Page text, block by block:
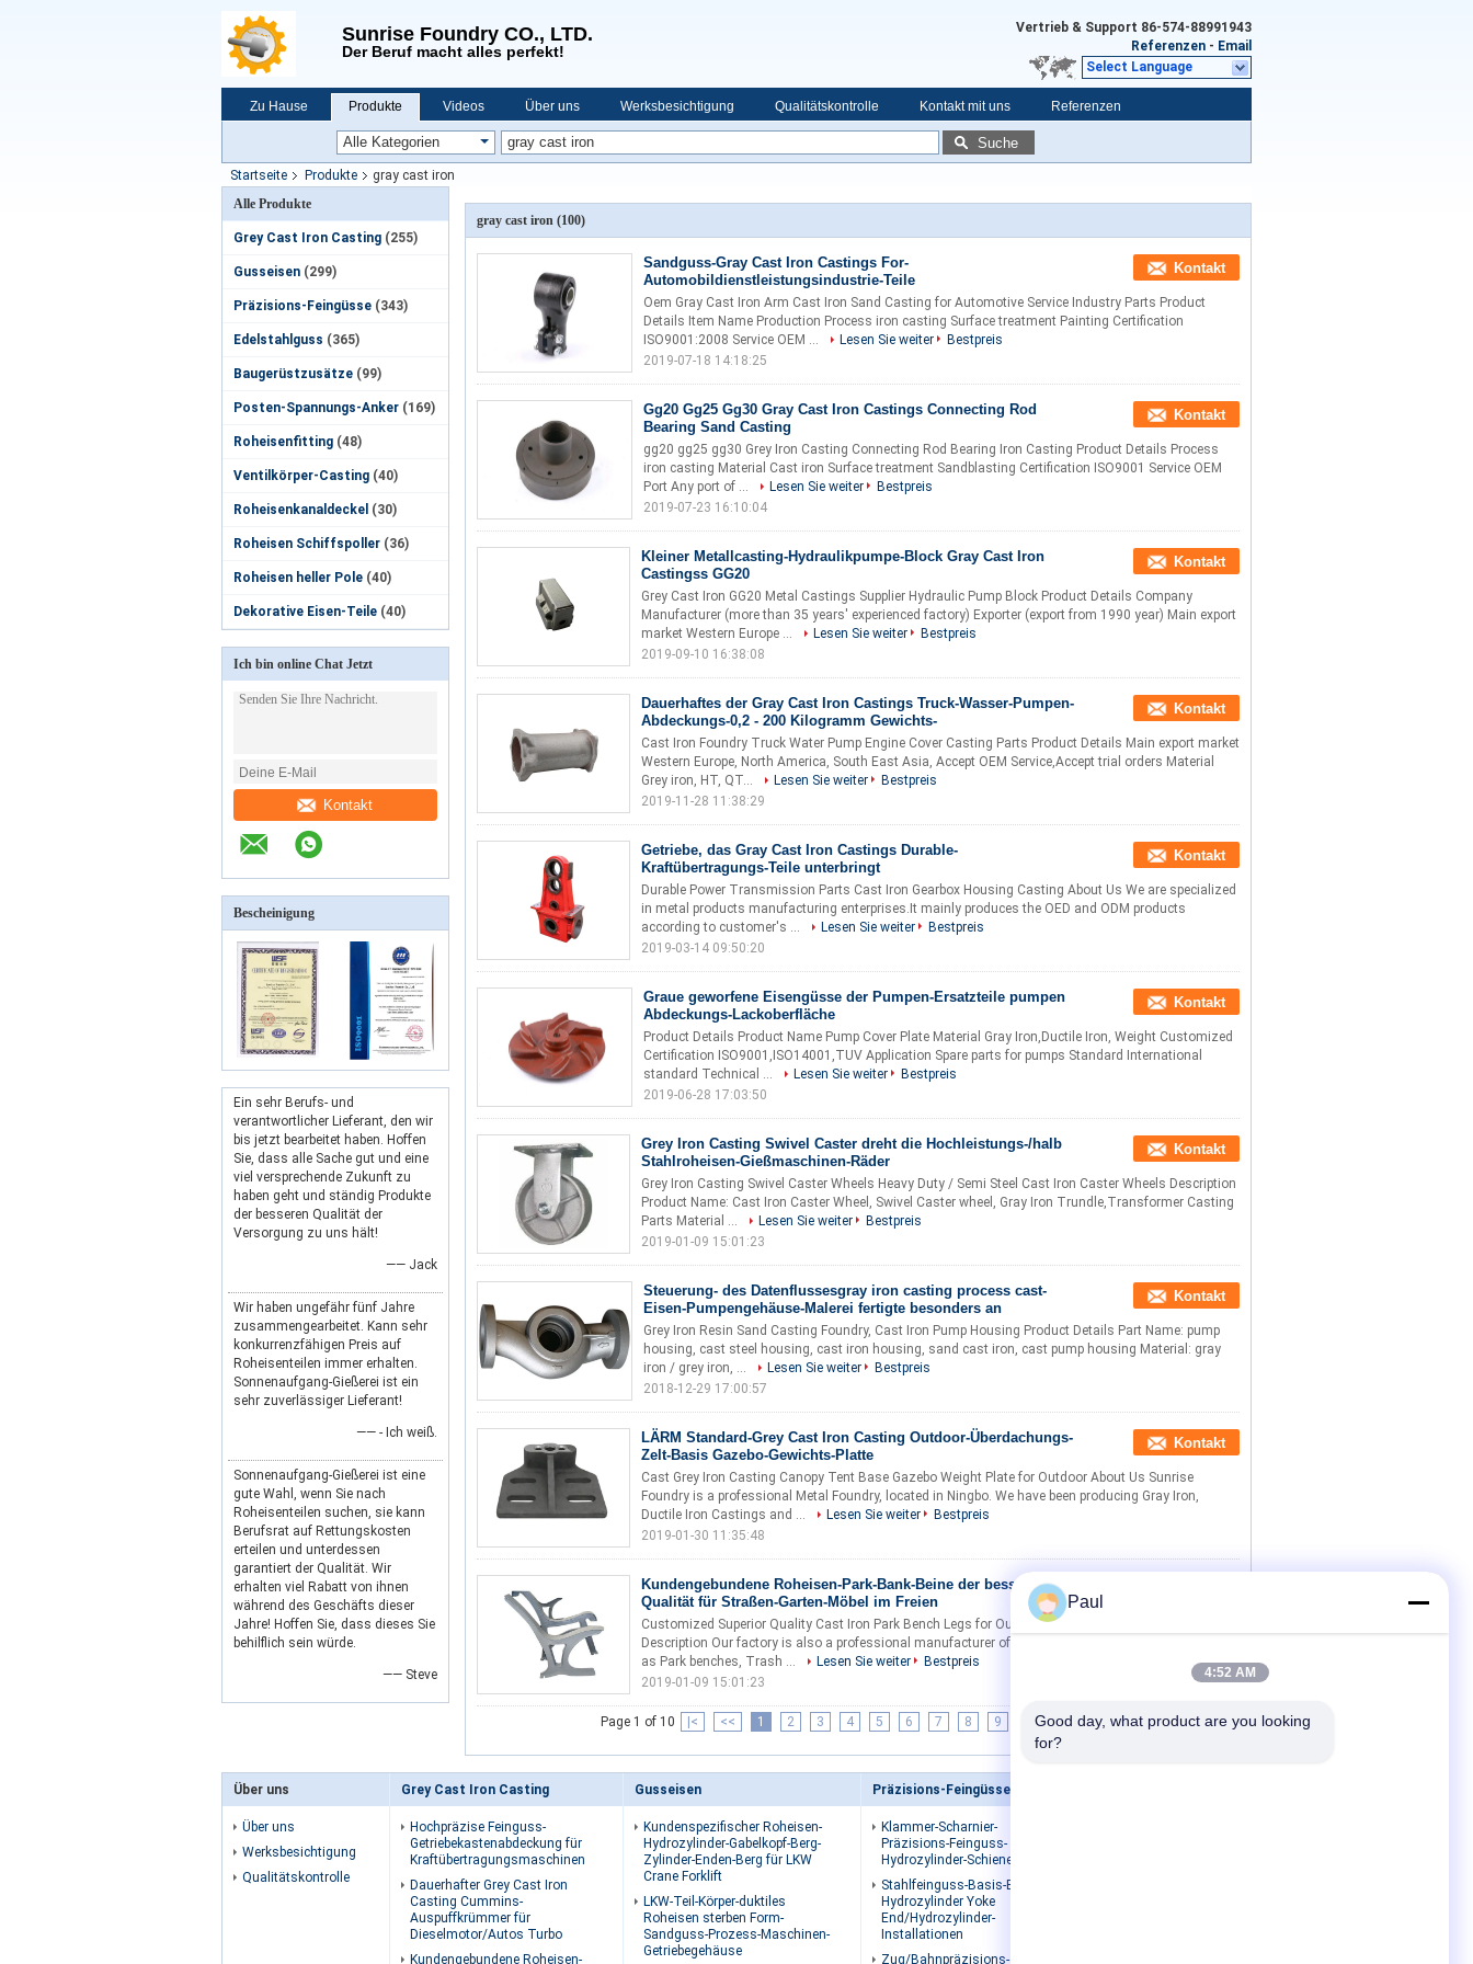
Sunrise Foundry CO., LTD.
Der Beruf macht alles perfekt!
Vertrieb & Support 86-574-88991943
Referenzen - Email
Select Language
Zu Hause Produkte Videos Über uns Werksbesichtigung Qualitätskontrolle Kontakt mit uns Referenzen
Suche
Startseite Produkte
gray cast iron
Alle Produkte
Grey Cast Iron Casting (255)
Gusseisen (299)
Präzisions-Feingüsse (343)
Edelstahlguss (365)
Baugerüstzusätze (99)
Posten-Spannungs-Anker (169)
Roheisenfitting (48)
Ventilkörper-Casting (40)
Roheisenkanaldeckel (30)
Roheisen Schiffspoller (36)
Roheisen heller Pole (40)
Dekorative Eisen-Teile (40)
Ich bin online Chat Jetzt
Kontakt
Bescheinigung
Ein sehr Berufs- und
verantwortlicher Lieferant, den wir
bis jetzt bearbeitet haben. Hoffen
Sie, dass alle Sache gut und eine
viel versprechende Zukunft zu
haben geht und ständig Produkte
der besseren Qualität der
Versorgung zu uns hält!
—— Jack
Wir haben ungefähr fünf Jahre
zusammengearbeitet. Kann sehr
konkurrenzfähigen Preis auf
Roheisenteilen immer erhalten.
Sonnenaufgang-Gießerei ist ein
sehr zuverlässiger Lieferant!
—— - Ich weiß.
Sonnenaufgang-Gießerei ist eine
gute Wahl, wenn Sie nach
Roheisenteilen suchen, sie kann
Berufsrat auf Rettungskosten
erteilen und unterdessen
garantiert der Qualität. Wir
erhalten viel Rabatt von ihnen
während des Geschäfts dieser
Jahre! Hoffen Sie, dass dieses Sie
behilflich sein würde.
—— Steve
gray cast iron (100)
Sandguss-Gray Cast Iron Castings For-
Automobildienstleistungsindustrie-Teile
Kontakt
Oem Gray Cast Iron Arm Cast Iron Sand Casting for Automotive Service Industry Parts​ Product
Details Item Name Production Process iron casting Surface treatment Painting Certification
ISO9001:2008 Service OEM ...
Lesen Sie weiter
Bestpreis
2019-07-18 14:18:25
Gg20 Gg25 Gg30 Gray Cast Iron Castings Connecting Rod
Bearing Sand Casting
Kontakt
gg20 gg25 gg30 Grey Iron Casting Connecting Rod Bearing Iron Casting Product Details Process
iron casting Material Cast iron Surface treatment Sandblasting Certification ISO9001 Service OEM
Port Any port of ...
Lesen Sie weiter
Bestpreis
2019-07-23 16:10:04
Kleiner Metallcasting-Hydraulikpumpe-Block Gray Cast Iron
Castingss GG20
Kontakt
Grey Cast Iron GG20 Metal Castings Supplier Hydraulic Pump Block Product Details Company
Manufacturer (more than 35 years' experienced factory) Exporter (export from 1990 year) Main export
market Western Europe ...
Lesen Sie weiter
Bestpreis
2019-09-10 16:38:08
Dauerhaftes der Gray Cast Iron Castings Truck-Wasser-Pumpen-
Abdeckungs-0,2 - 200 Kilogramm Gewichts-
Kontakt
Cast Iron Foundry Truck Water Pump Engine Cover Casting Parts Product Details Main export market
Western Europe, North America, South East Asia, Accept OEM Service,Accept trial orders Material
Grey iron, HT, QT...
Lesen Sie weiter
Bestpreis
2019-11-28 11:38:29
Getriebe, das Gray Cast Iron Castings Durable-
Kraftübertragungs-Teile unterbringt
Kontakt
Durable Power Transmission Parts Cast Iron Gearbox Housing Casting About Us We are specialized
in metal products manufacturing enterprises.It mainly produces the OED and ODM products
according to customer's ...
Lesen Sie weiter
Bestpreis
2019-03-14 09:50:20
Graue geworfene Eisengüsse der Pumpen-Ersatzteile pumpen
Abdeckungs-Lackoberfläche
Kontakt
Product Details Product Name Pump Cover Plate Material Gray Iron,Ductile Iron, Weight Customized
Certification ISO9001,ISO14001,TUV Application Spare parts for pumps Standard International
standard Technical ...
Lesen Sie weiter
Bestpreis
2019-06-28 17:03:50
Grey Iron Casting Swivel Caster dreht die Hochleistungs-/halb
Stahlroheisen-Gießmaschinen-Räder
Kontakt
Grey Iron Casting Swivel Caster Wheels Heavy Duty / Semi Steel Cast Iron Caster Wheels Description
Product Name: Cast Iron Caster Wheel, Swivel Caster wheel, Gray Iron Trundle,Transformer Casting
Parts Material ...
Lesen Sie weiter
Bestpreis
2019-01-09 15:01:23
Steuerung- des Datenflussesgray iron casting process cast-
Eisen-Pumpengehäuse-Malerei fertigte besonders an
Kontakt
Grey Iron Resin Sand Casting Foundry, Cast Iron Pump Housing​ Product Details Part Name: pump
housing, cast steel housing, cast iron housing, sand cast iron, cast pump housing Material: gray
iron / grey iron, ...
Lesen Sie weiter
Bestpreis
2018-12-29 17:00:57
LÄRM Standard-Grey Cast Iron Casting Outdoor-Überdachungs-
Zelt-Basis Gazebo-Gewichts-Platte
Kontakt
Cast Grey Iron Casting Canopy Tent Base Gazebo Weight Plate for Outdoor About Us Sunrise
Foundry is a professional Metal Foundry, located in Ningbo. We have been producing Gray Iron,
Ductile Iron Castings and ...
Lesen Sie weiter
Bestpreis
2019-01-30 11:35:48
Kundengebundene Roheisen-Park-Bank-Beine der besseren
Qualität für Straßen-Garten-Möbel im Freien
Customized Superior Quality Cast Iron Park Bench Legs for Outdoor Street Garden Furniture
Description Our factory is also a professional manufacturer of Outdoor iron casting product, such
as Park benches, Trash ...
Lesen Sie weiter
Bestpreis
2019-01-09 15:01:23
Page 1 of 10 |< << 1 2 3 4 5 6 7 8 9 10 >> >|
Über uns
Über uns
Werksbesichtigung
Qualitätskontrolle
Grey Cast Iron Casting
Hochpräzise Feinguss-
Getriebekastenabdeckung für
Kraftübertragungsmaschinen
Dauerhafter Grey Cast Iron
Casting Cummins-
Auspuffkrümmer für
Dieselmotor/Autos Turbo
Kundengebundene Roheisen-
Gusseisen
Kundenspezifischer Roheisen-
Hydrozylinder-Gabelkopf-Berg-
Zylinder-Enden-Berg für LKW
Crane Forklift
LKW-Teil-Körper-duktiles
Roheisen sterben Form-
Sandguss-Prozess-Maschinen-
Getriebegehäuse
Präzisions-Feingüsse
Klammer-Scharnier-
Präzisions-Feinguss-
Hydrozylinder-Schienenplatten
Stahlfeinguss-Basis-Enden-
Hydrozylinder Yoke
End/Hydrozylinder-
Installationen
Zug/Bahnpräzisions-
Paul
4:52 AM
Good day, what product are you looking
for?